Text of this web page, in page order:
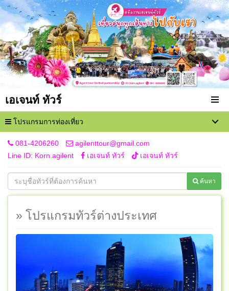
เอเจนท์ ทัวร์
โปรแกรมการท่องเที่ยว
081-4206260
agilenttour@gmail.com
Line ID: Korn.agilent
เอเจนท์ ทัวร์ เอเจนท์ ทัวร์
ค้นหา
» โปรแกรมทัวร์ต่างประเทศ